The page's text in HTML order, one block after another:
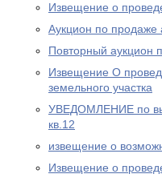
Извещение о
Аукцион по продаже
Повторный аукцион
Извещение О
земельного участка
УВЕДОМЛЕНИЕ по
кв.12
извещение о
Извещение о